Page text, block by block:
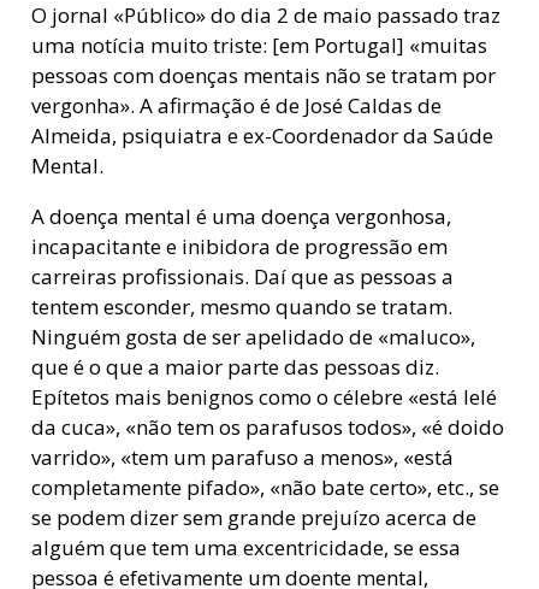
O jornal «Público» do dia 2 de maio passado traz
uma notícia muito triste: [em Portugal] «muitas
pessoas com doenças mentais não se tratam por
vergonha». A afirmação é de José Caldas de
Almeida, psiquiatra e ex-Coordenador da Saúde
Mental.
A doença mental é uma doença vergonhosa,
incapacitante e inibidora de progressão em
carreiras profissionais. Daí que as pessoas a
tentem esconder, mesmo quando se tratam.
Ninguém gosta de ser apelidado de «maluco»,
que é o que a maior parte das pessoas diz.
Epítetos mais benignos como o célebre «está lelé
da cuca», «não tem os parafusos todos», «é doido
varrido», «tem um parafuso a menos», «está
completamente pifado», «não bate certo», etc., se
se podem dizer sem grande prejuízo acerca de
alguém que tem uma excentricidade, se essa
pessoa é efetivamente um doente mental,